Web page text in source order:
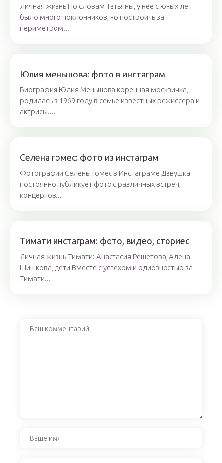
Личная жизнь По словам Татьяны, у нее с юных лет
было много поклонников, но построить за
периметром...
Юлия меньшова: фото в инстаграм
Биография Юлия Меньшова коренная москвичка,
родилась в 1969 году в семье известных режиссера и
актрисы....
Селена гомес: фото из инстаграм
Фотографии Селены Гомес в Инстаграме Девушка
постоянно публикует фото с различных встреч,
концертов...
Тимати инстаграм: фото, видео, сториес
Личная жизнь Тимати: Анастасия Решетова, Алена
Шишкова, дети Вместе с успехом и одиозностью за
Тимати...